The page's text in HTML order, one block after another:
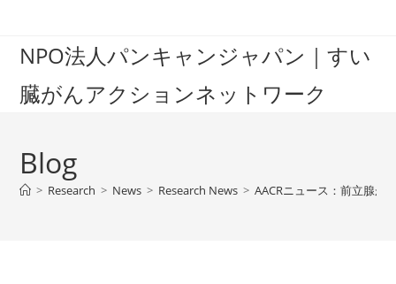
contentNPO法人パンキャンジャパン｜すい
臓がんアクションネットワーク
Blog
> Research > News > Research News > AACRニュース：前立腺が